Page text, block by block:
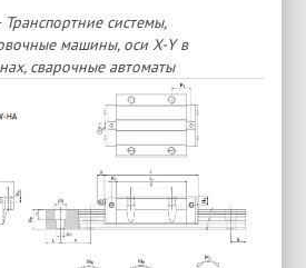
Транспортние системы,
машины, оси X-Y в
сварочные автоматы